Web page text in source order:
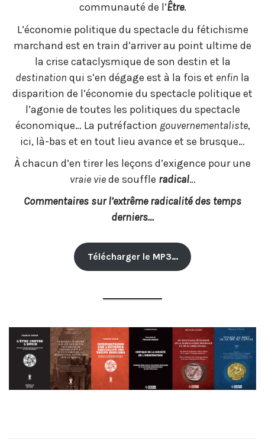
communauté de l’Être.
L’économie politique du spectacle du fétichisme
marchand est en train d’arriver au point ultime de
la crise cataclysmique de son destin et la
destination qui s’en dégage est à la fois et enfin la
disparition de l’économie du spectacle politique et
l’agonie de toutes les politiques du spectacle
économique… La putréfaction gouvernementaliste,
ici, là-bas et en tout lieu avance et se brusque…
À chacun d’en tirer les leçons d’exigence pour une
vraie viede souffle radical…
Commentaires sur l’extrême radicalité des temps
derniers…
Télécharger le MP3…